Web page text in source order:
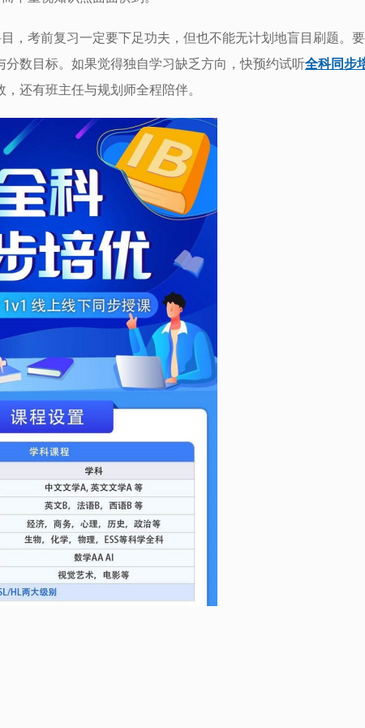
，考前复习一定要下足功夫，但也不能无计划地盲目刷题。
数目标。如果觉得独自学习缺乏方向，快预约试听全科同步
还有班主任与规划师全程陪伴。